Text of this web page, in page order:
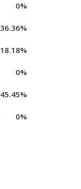
0%
36.36%
18.18%
0%
45.45%
0%